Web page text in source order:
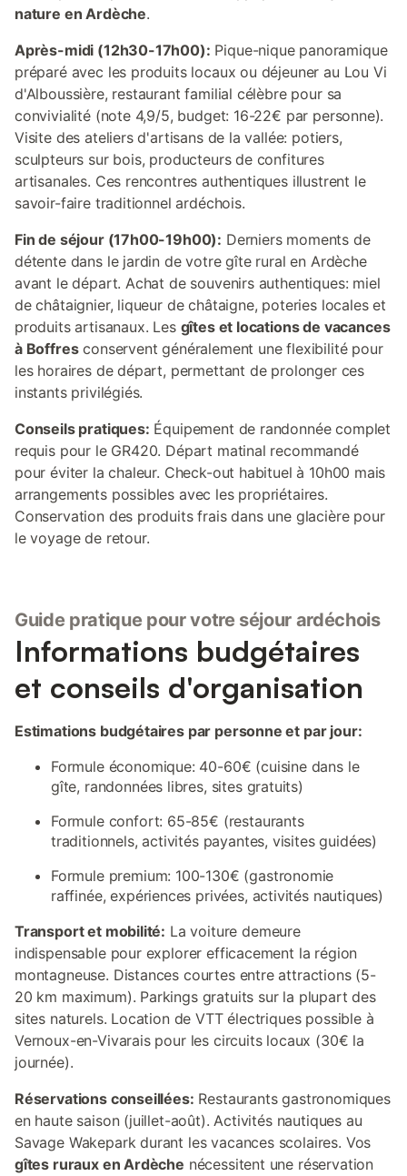
nature en Ardèche.
Après-midi (12h30-17h00): Pique-nique panoramique
préparé avec les produits locaux ou déjeuner au Lou Vi
d'Alboussière, restaurant familial célèbre pour sa
convivialité (note 4,9/5, budget: 16-22€ par personne).
Visite des ateliers d'artisans de la vallée: potiers,
sculpteurs sur bois, producteurs de confitures
artisanales. Ces rencontres authentiques illustrent le
savoir-faire traditionnel ardéchois.
Fin de séjour (17h00-19h00): Derniers moments de
détente dans le jardin de votre gîte rural en Ardèche
avant le départ. Achat de souvenirs authentiques: miel
de châtaignier, liqueur de châtaigne, poteries locales et
produits artisanaux. Les gîtes et locations de vacances
à Boffresconservent généralement une flexibilité pour
les horaires de départ, permettant de prolonger ces
instants privilégiés.
Conseils pratiques: Équipement de randonnée complet
requis pour le GR420. Départ matinal recommandé
pour éviter la chaleur. Check-out habituel à 10h00 mais
arrangements possibles avec les propriétaires.
Conservation des produits frais dans une glacière pour
le voyage de retour.
Guide pratique pour votre séjour ardéchois
Informations budgétaires
et conseils d'organisation
Estimations budgétaires par personne et par jour:
Formule économique: 40-60€ (cuisine dans le
gîte, randonnées libres, sites gratuits)
Formule confort: 65-85€ (restaurants
traditionnels, activités payantes, visites guidées)
Formule premium: 100-130€ (gastronomie
raffinée, expériences privées, activités nautiques)
Transport et mobilité: La voiture demeure
indispensable pour explorer efficacement la région
montagneuse. Distances courtes entre attractions (5-
20 km maximum). Parkings gratuits sur la plupart des
sites naturels. Location de VTT électriques possible à
Vernoux-en-Vivarais pour les circuits locaux (30€ la
journée).
Réservations conseillées: Restaurants gastronomiques
en haute saison (juillet-août). Activités nautiques au
Savage Wakepark durant les vacances scolaires. Vos
gîtes ruraux en Ardèche nécessitent une réservation